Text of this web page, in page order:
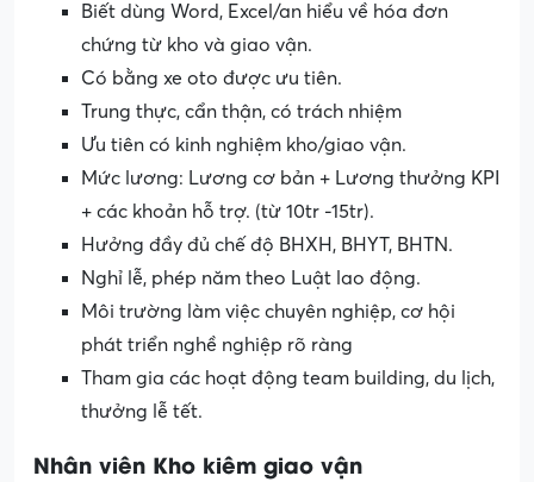
Biết dùng Word, Excel/an hiểu về hóa đơn
chứng từ kho và giao vận.
Có bằng xe oto được ưu tiên.
Trung thực, cẩn thận, có trách nhiệm
Ưu tiên có kinh nghiệm kho/giao vận.
Mức lương: Lương cơ bản + Lương thưởng KPI
+ các khoản hỗ trợ. (từ 10tr -15tr).
Hưởng đầy đủ chế độ BHXH, BHYT, BHTN.
Nghỉ lễ, phép năm theo Luật lao động.
Môi trường làm việc chuyên nghiệp, cơ hội
phát triển nghề nghiệp rõ ràng
Tham gia các hoạt động team building, du lịch,
thưởng lễ tết.
Nhân viên Kho kiêm giao vận